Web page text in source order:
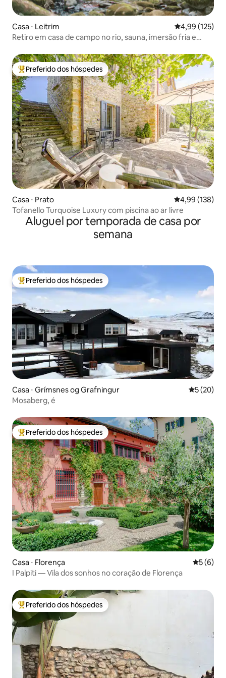
Casa ⋅ Leitrim 4,99 de uma
4,99 (125)
Retiro em casa de campo no rio, sauna, imersão fria e
Entre os melhores preferidos dos hóspedes
Preferido dos hóspedes
Casa ⋅ Prato 4,99 de uma
4,99 (138)
Tofanello Turquoise Luxury com piscina ao ar livre
Aluguel por temporada de casa por
semana
Entre os melhores preferidos dos hóspedes
Preferido dos hóspedes
Casa ⋅ Grímsnes og Grafningur 5 de uma
5 (20)
Mosaberg, é
Entre os melhores preferidos dos hóspedes
Preferido dos hóspedes
Casa ⋅ Florença 5 de
5 (6)
I Palpiti — Vila dos sonhos no coração de Florença
Entre os melhores preferidos dos hóspedes
Preferido dos hóspedes